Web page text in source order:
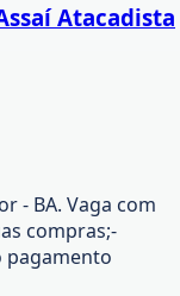
Atacadista
- BA. Vaga com
compras;-
pagamento